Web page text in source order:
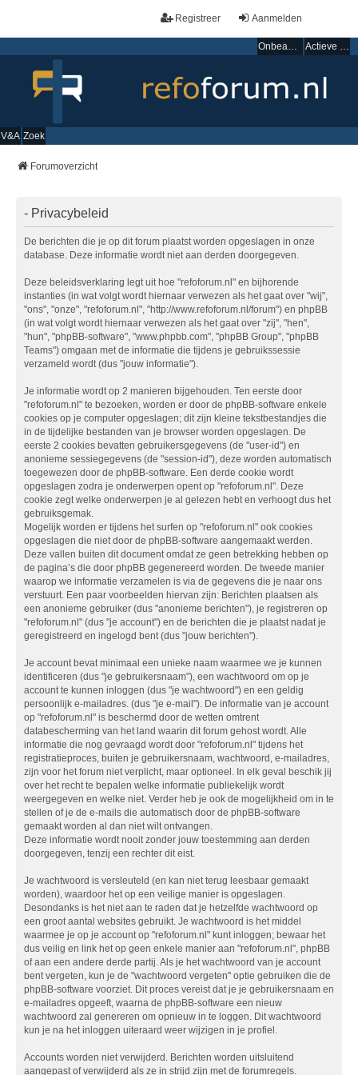
Aanmelden
Registreer
Onbeantwoorde onderwerpen Actieve onderwerpen
V&A Zoek
Forumoverzicht
- Privacybeleid
De berichten die je op dit forum plaatst worden opgeslagen in onze
database. Deze informatie wordt niet aan derden doorgegeven.
Deze beleidsverklaring legt uit hoe "refoforum.nl" en bijhorende
instanties (in wat volgt wordt hiernaar verwezen als het gaat over "wij",
"ons", "onze", "refoforum.nl", "http://www.refoforum.nl/forum") en phpBB
(in wat volgt wordt hiernaar verwezen als het gaat over "zij", "hen",
"hun", "phpBB-software", "www.phpbb.com", "phpBB Group", "phpBB
Teams") omgaan met de informatie die tijdens je gebruikssessie
verzameld wordt (dus "jouw informatie").
Je informatie wordt op 2 manieren bijgehouden. Ten eerste door
"refoforum.nl" te bezoeken, worden er door de phpBB-software enkele
cookies op je computer opgeslagen; dit zijn kleine tekstbestandjes die
in de tijdelijke bestanden van je browser worden opgeslagen. De
eerste 2 cookies bevatten gebruikersgegevens (de "user-id") en
anonieme sessiegegevens (de "session-id"), deze worden automatisch
toegewezen door de phpBB-software. Een derde cookie wordt
opgeslagen zodra je onderwerpen opent op "refoforum.nl". Deze
cookie zegt welke onderwerpen je al gelezen hebt en verhoogt dus het
gebruiksgemak.
Mogelijk worden er tijdens het surfen op "refoforum.nl" ook cookies
opgeslagen die niet door de phpBB-software aangemaakt werden.
Deze vallen buiten dit document omdat ze geen betrekking hebben op
de pagina’s die door phpBB gegenereerd worden. De tweede manier
waarop we informatie verzamelen is via de gegevens die je naar ons
verstuurt. Een paar voorbeelden hiervan zijn: Berichten plaatsen als
een anonieme gebruiker (dus "anonieme berichten"), je registreren op
"refoforum.nl" (dus "je account") en de berichten die je plaatst nadat je
geregistreerd en ingelogd bent (dus "jouw berichten").
Je account bevat minimaal een unieke naam waarmee we je kunnen
identificeren (dus "je gebruikersnaam"), een wachtwoord om op je
account te kunnen inloggen (dus "je wachtwoord") en een geldig
persoonlijk e-mailadres. (dus "je e-mail"). De informatie van je account
op "refoforum.nl" is beschermd door de wetten omtrent
databescherming van het land waarin dit forum gehost wordt. Alle
informatie die nog gevraagd wordt door "refoforum.nl" tijdens het
registratieproces, buiten je gebruikersnaam, wachtwoord, e-mailadres,
zijn voor het forum niet verplicht, maar optioneel. In elk geval beschik jij
over het recht te bepalen welke informatie publiekelijk wordt
weergegeven en welke niet. Verder heb je ook de mogelijkheid om in te
stellen of je de e-mails die automatisch door de phpBB-software
gemaakt worden al dan niet wilt ontvangen.
Deze informatie wordt nooit zonder jouw toestemming aan derden
doorgegeven, tenzij een rechter dit eist.
Je wachtwoord is versleuteld (en kan niet terug leesbaar gemaakt
worden), waardoor het op een veilige manier is opgeslagen.
Desondanks is het niet aan te raden dat je hetzelfde wachtwoord op
een groot aantal websites gebruikt. Je wachtwoord is het middel
waarmee je op je account op "refoforum.nl" kunt inloggen; bewaar het
dus veilig en link het op geen enkele manier aan "refoforum.nl", phpBB
of aan een andere derde partij. Als je het wachtwoord van je account
bent vergeten, kun je de "wachtwoord vergeten" optie gebruiken die de
phpBB-software voorziet. Dit proces vereist dat je je gebruikersnaam en
e-mailadres opgeeft, waarna de phpBB-software een nieuw
wachtwoord zal genereren om opnieuw in te loggen. Dit wachtwoord
kun je na het inloggen uiteraard weer wijzigen in je profiel.
Accounts worden niet verwijderd. Berichten worden uitsluitend
aangepast of verwijderd als ze in strijd zijn met de forumregels.